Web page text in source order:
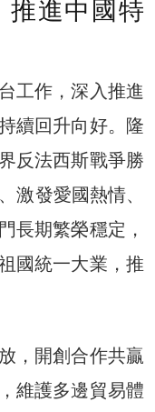
推進中國特
工作，深入推進
續回升向好。隆
反法西斯戰爭勝
激發愛國熱情、
長期繁榮穩定，
國統一大業，推
，開創合作共贏
維護多邊貿易體